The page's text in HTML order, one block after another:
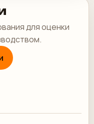
для оценки